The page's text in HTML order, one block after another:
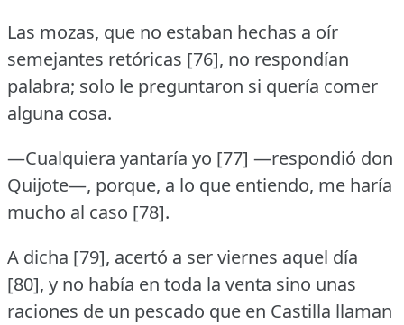
Las mozas, que no estaban hechas a oír
semejantes retóricas [76], no respondían
palabra; solo le preguntaron si quería comer
alguna cosa.
—Cualquiera yantaría yo [77] —respondió don
Quijote—, porque, a lo que entiendo, me haría
mucho al caso [78].
A dicha [79], acertó a ser viernes aquel día
[80], y no había en toda la venta sino unas
raciones de un pescado que en Castilla llaman